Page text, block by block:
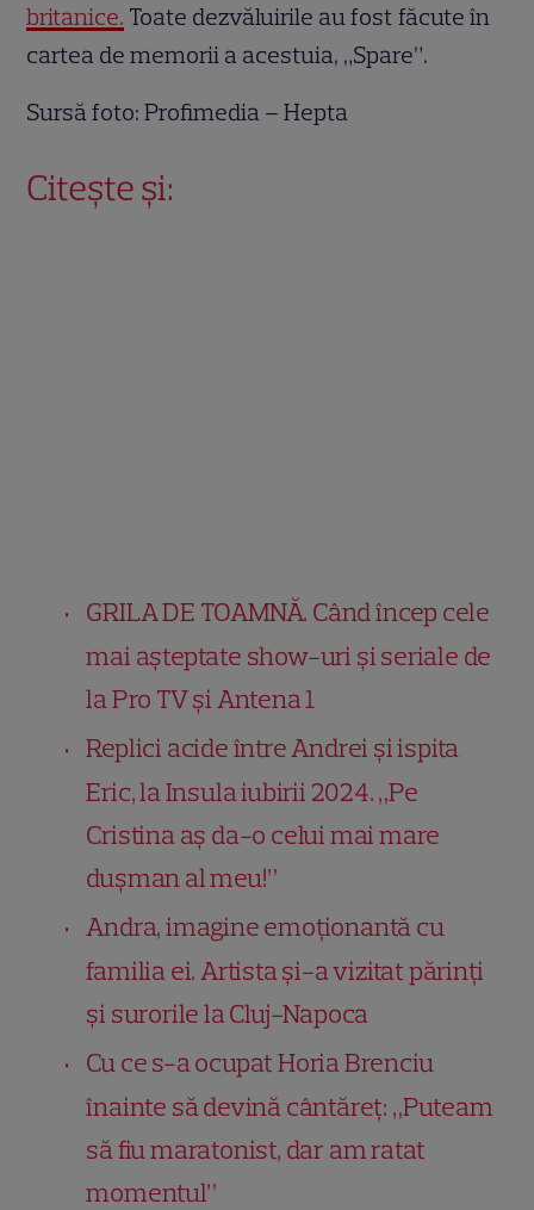
britanice. Toate dezvăluirile au fost făcute în
cartea de memorii a acestuia, „Spare”.
Sursă foto: Profimedia – Hepta
Citește și:
GRILA DE TOAMNĂ. Când încep cele
mai așteptate show-uri și seriale de
la Pro TV și Antena 1
Replici acide între Andrei și ispita
Eric, la Insula iubirii 2024. „Pe
Cristina aș da-o celui mai mare
dușman al meu!”
Andra, imagine emoționantă cu
familia ei. Artista și-a vizitat părinți
și surorile la Cluj-Napoca
Cu ce s-a ocupat Horia Brenciu
înainte să devină cântăreț: „Puteam
să fiu maratonist, dar am ratat
momentul”